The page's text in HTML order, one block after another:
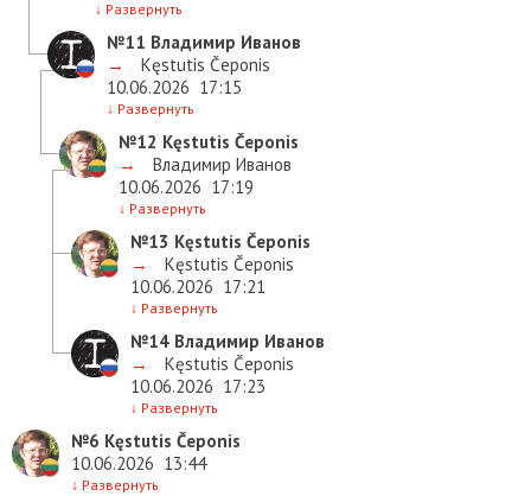
↓ Развернуть
№11 Владимир Иванов
→
Kęstutis Čeponis
10.06.2026 17:15
↓ Развернуть
№12 Kęstutis Čeponis
→
Владимир Иванов
10.06.2026 17:19
↓ Развернуть
№13 Kęstutis Čeponis
→
Kęstutis Čeponis
10.06.2026 17:21
↓ Развернуть
№14 Владимир Иванов
→
Kęstutis Čeponis
10.06.2026 17:23
↓ Развернуть
№6 Kęstutis Čeponis
10.06.2026 13:44
↓ Развернуть